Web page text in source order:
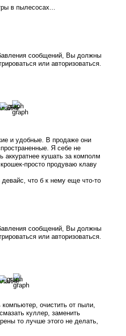
в пылесосах...
сообщений, Вы должны
или авторизоваться.
и удобные. В продаже они
Я себе не
аккуратнее кушать за комполм
просто продуваю клаву
что б к нему еще что-то
сообщений, Вы должны
или авторизоваться.
очистить от пыли,
куллер, заменить
то лучше этого не делать,